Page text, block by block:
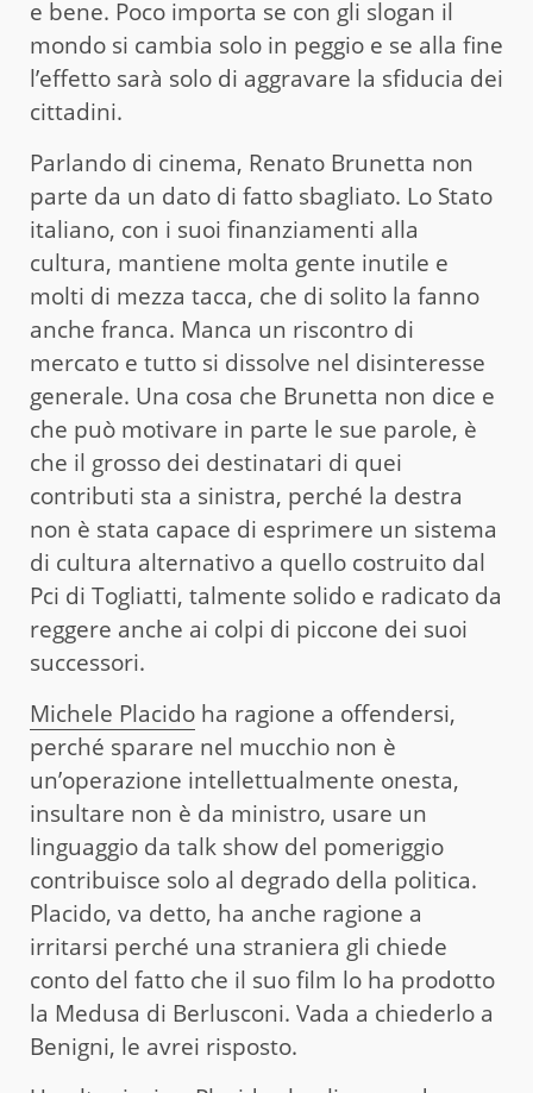
e bene. Poco importa se con gli slogan il
mondo si cambia solo in peggio e se alla fine
l’effetto sarà solo di aggravare la sfiducia dei
cittadini.
Parlando di cinema, Renato Brunetta non
parte da un dato di fatto sbagliato. Lo Stato
italiano, con i suoi finanziamenti alla
cultura, mantiene molta gente inutile e
molti di mezza tacca, che di solito la fanno
anche franca. Manca un riscontro di
mercato e tutto si dissolve nel disinteresse
generale. Una cosa che Brunetta non dice e
che può motivare in parte le sue parole, è
che il grosso dei destinatari di quei
contributi sta a sinistra, perché la destra
non è stata capace di esprimere un sistema
di cultura alternativo a quello costruito dal
Pci di Togliatti, talmente solido e radicato da
reggere anche ai colpi di piccone dei suoi
successori.
Michele Placido ha ragione a offendersi,
perché sparare nel mucchio non è
un’operazione intellettualmente onesta,
insultare non è da ministro, usare un
linguaggio da talk show del pomeriggio
contribuisce solo al degrado della politica.
Placido, va detto, ha anche ragione a
irritarsi perché una straniera gli chiede
conto del fatto che il suo film lo ha prodotto
la Medusa di Berlusconi. Vada a chiederlo a
Benigni, le avrei risposto.